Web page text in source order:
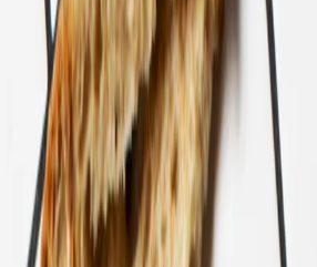
© MISCUSI SRL SOCIETÀ BENEFIT
IT09677510969
Politique de confidentialité
cookies
Gestion des cookies
Suivez-nous aussi ici: